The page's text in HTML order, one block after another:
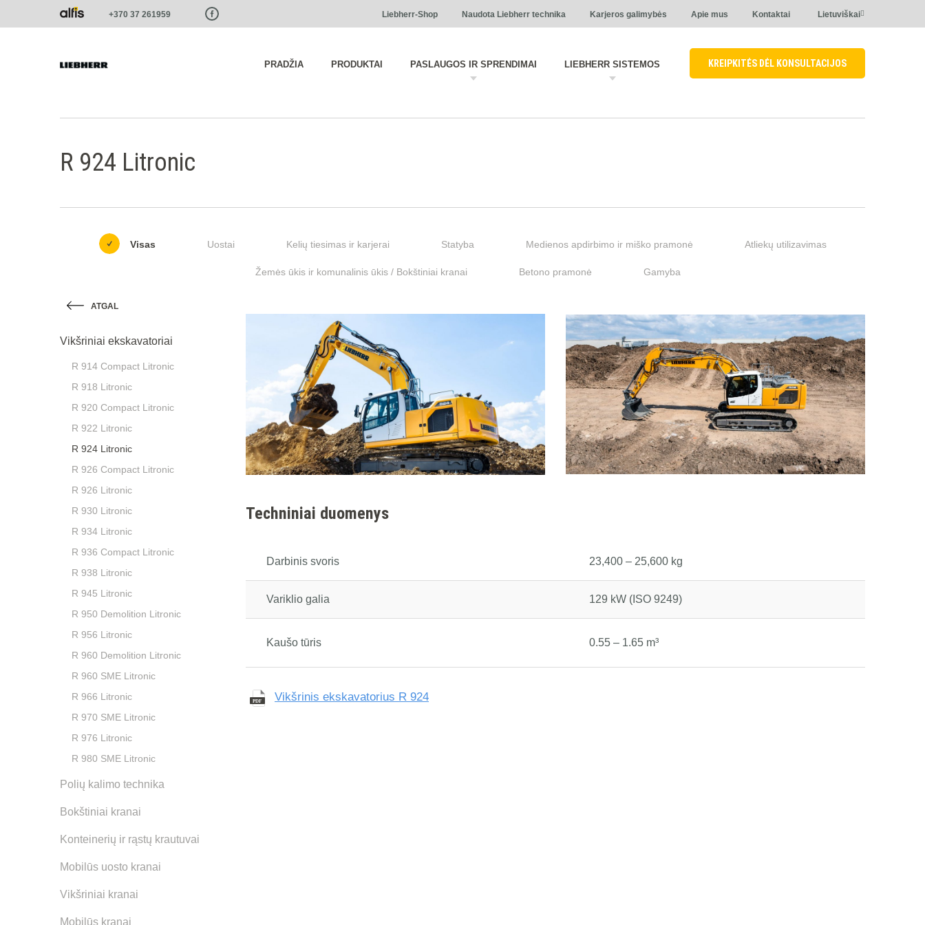
Paste this code as high in the of the page as possible:
+370 37 261959 Liebherr-Shop Naudota Liebherr technika Karjeros galimybės Apie mus Kontaktai Lietuviškai
PRADŽIA PRODUKTAI PASLAUGOS IR SPRENDIMAI LIEBHERR SISTEMOS KREIPKITĖS DĖL KONSULTACIJOS
R 924 Litronic
Visas Uostai Kelių tiesimas ir karjerai Statyba Medienos apdirbimo ir miško pramonė Atliekų utilizavimas
Žemės ūkis ir komunalinis ūkis / Bokštiniai kranai Betono pramonė Gamyba
ATGAL
Vikšriniai ekskavatoriai
R 914 Compact Litronic
R 918 Litronic
R 920 Compact Litronic
R 922 Litronic
R 924 Litronic
R 926 Compact Litronic
R 926 Litronic
R 930 Litronic
R 934 Litronic
R 936 Compact Litronic
R 938 Litronic
R 945 Litronic
R 950 Demolition Litronic
R 956 Litronic
R 960 Demolition Litronic
R 960 SME Litronic
R 966 Litronic
R 970 SME Litronic
R 976 Litronic
R 980 SME Litronic
Polių kalimo technika
Bokštiniai kranai
Konteinerių ir rąstų krautuvai
Mobilūs uosto kranai
Vikšriniai kranai
Mobilūs kranai
Techniniai duomenys
Darbinis svoris 23,400 – 25,600 kg
Variklio galia 129 kW (ISO 9249)
Kaušo tūris 0.55 – 1.65 m³
Vikšrinis ekskavatorius R 924